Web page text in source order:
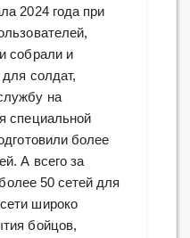
2024 года при
собрали и
солдат,
на
специальной
более
А всего за
50 сетей для
широко
бойцов,